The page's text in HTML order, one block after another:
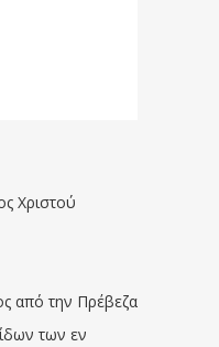
Χριστού
από την Πρέβεζα
των εν